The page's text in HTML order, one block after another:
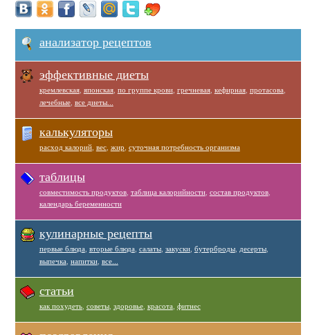
анализатор рецептов
эффективные диеты
кремлевская, японская, по группе крови, гречневая, кефирная, протасова
лечебные, все диеты...
калькуляторы
расход калорий, вес, жир суточная потребность организма
таблицы
совместимость продуктов, таблица калорийности, состав продуктов,
календарь беременности
кулинарные рецепты
первые блюда вторые блюда салаты, закуски, бутерброды, десерты,
выпечка напитки, все...
статьи
как похудеть, советы, здоровье, красота фитнес